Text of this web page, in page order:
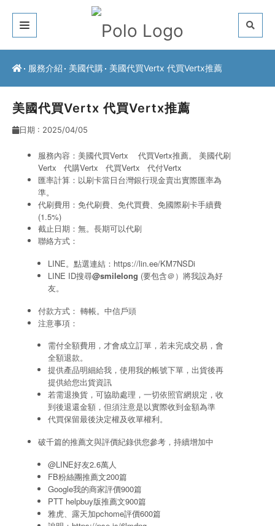
關於我們
最新公告
聯絡方式
服務介紹 美國代購 美國代買Vertx 代買Vertx推薦
美國代買Vertx 代買Vertx推薦
日期 : 2025/04/05
服務內容：美國代買Vertx 代買Vertx推薦。 美國代刷
Vertx
代購Vertx 代買Vertx
代付Vertx
匯率計算：以刷卡當日台灣銀行現金賣出實際匯率為
準。
代刷費用：免代刷費、免代買費、免國際刷卡手續費
(1.5%)
截止日期：無。長期可以代刷
聯絡方式：
LINE。點選連結： https://lin.ee/KM7NSDi
LINE ID搜尋@smilelong (要包含＠）將我設為好
友。
付款方式： 轉帳。中信戶頭
注意事項：
需付全額費用，才會成立訂單，若未完成交易，會
全額退款。
提供產品明細給我，使用我的帳號下單，出貨後再
提供給您出貨資訊
若需退換貨，可協助處理，一切依照官網規定，收
到後退還金額，但須注意是以實際收到金額為準
代買保留最後決定權及收單權利。
破千篇的推薦文與評價紀錄供您參考，持續增加中
@LINE好友2.6萬人
FB粉絲團推薦文200篇
Google我的商家評價900篇
PTT helpbuy版推薦文900篇
雅虎、露天加pchome評價600篇